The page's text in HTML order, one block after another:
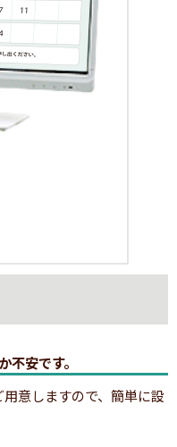
安です。
意しますので、簡単に設